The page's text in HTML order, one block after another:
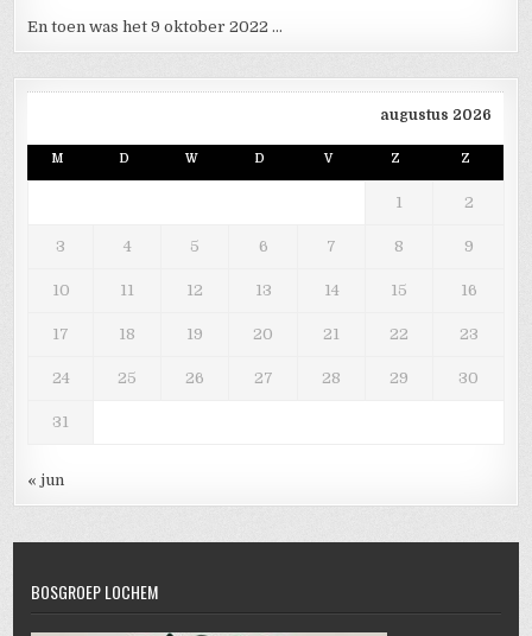
En toen was het 9 oktober 2022 …
augustus 2026
M D W D V Z Z
1 2
3 4 5 6 7 8 9
10 11 12 13 14 15 16
17 18 19 20 21 22 23
24 25 26 27 28 29 30
31
« jun
BOSGROEP LOCHEM